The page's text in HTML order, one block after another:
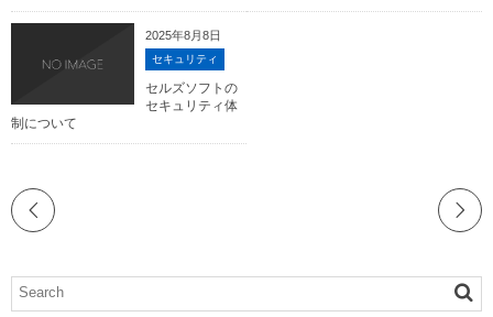
2025年8月8日
セキュリティ
セルズソフトの
セキュリティ体
制について